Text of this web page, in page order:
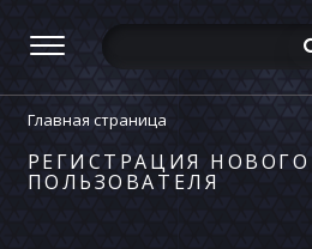
Главная страница
РЕГИСТРАЦИЯ НОВОГО
ПОЛЬЗОВАТЕЛЯ